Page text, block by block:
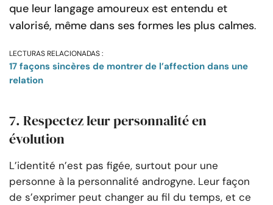
que leur langage amoureux est entendu et
valorisé, même dans ses formes les plus calmes.
LECTURAS RELACIONADAS :
17 façons sincères de montrer de l’affection dans une
relation
7. Respectez leur personnalité en
évolution
L’identité n’est pas figée, surtout pour une
personne à la personnalité androgyne. Leur façon
de s’exprimer peut changer au fil du temps, et ce